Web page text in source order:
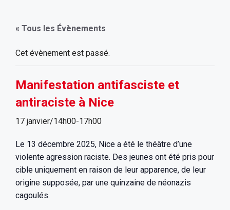
« Tous les Évènements
Cet évènement est passé.
Manifestation antifasciste et
antiraciste à Nice
17 janvier/14h00-17h00
Le 13 décembre 2025, Nice a été le théâtre d’une
violente agression raciste. Des jeunes ont été pris pour
cible uniquement en raison de leur apparence, de leur
origine supposée, par une quinzaine de néonazis
cagoulés.